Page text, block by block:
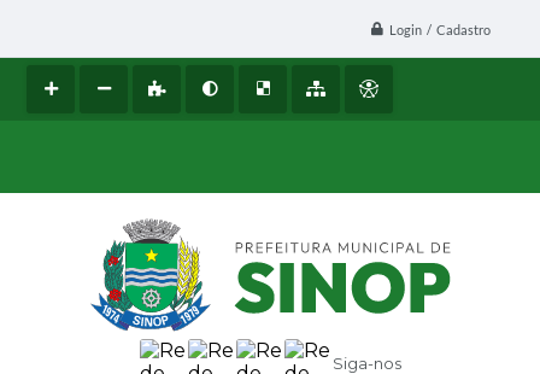
Login / Cadastro
Siga-nos